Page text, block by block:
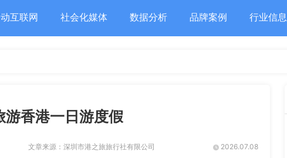
互联网 社会化媒体 数据分析 品牌案例 行业信息
游香港一日游度假
2026.07.08
文章来源：深圳市港之旅旅行社有限公司